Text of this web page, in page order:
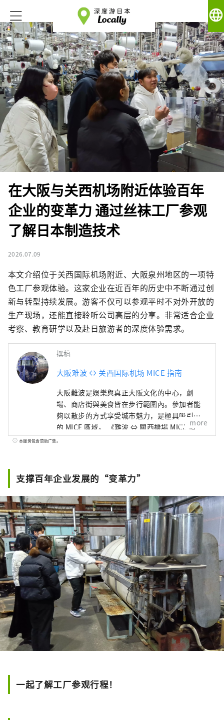
language
在大阪与关西机场附近体验百年
企业的变革力 通过丝袜工厂参观
了解日本制造技术
2026.07.09
本文介绍位于关西国际机场附近、大阪泉州地区的一项特
色工厂参观体验。这家企业在近百年的历史中不断通过创
新与转型持续发展。游客不仅可以参观平时不对外开放的
生产现场，还能直接聆听公司高层的分享。非常适合企业
考察、教育研学以及赴日旅游者的深度体验需求。
撰稿
大阪难波 ⇔ 关西国际机场 MICE 指南
大阪難波是娛樂與真正大阪文化的中心，劇
場、商店街與美食皆在步行範圍內。參加者能
夠以散步的方式享受城市魅力，是極具吸引力
的 MICE 區域。 《難波 ⇔ 關西機場 MICE 指
南》以南海集團的會場、飯店與交通為基礎，
學）的周遊方案。 HP：
https://www.japanrootsguide.com/tw “本
账号由南海株式会社运营。” 【照片描述】 1.
连接关西国际机场和难波的快速特快列车 2. 道
顿堀的街景
more
本服务包含赞助广告。
支撑百年企业发展的“变革力”
一起了解工厂参观行程！